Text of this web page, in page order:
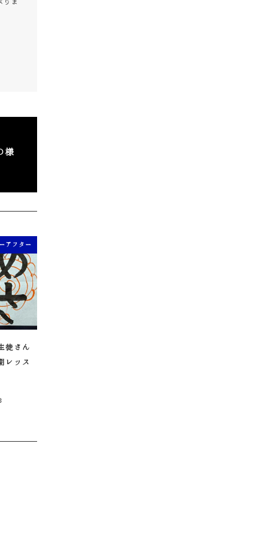
りま
様
アフター
徒さん
レッス